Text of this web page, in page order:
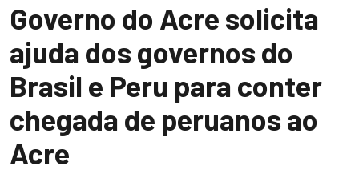
Governo do Acre solicita
ajuda dos governos do
Brasil e Peru para conter
chegada de peruanos ao
Acre